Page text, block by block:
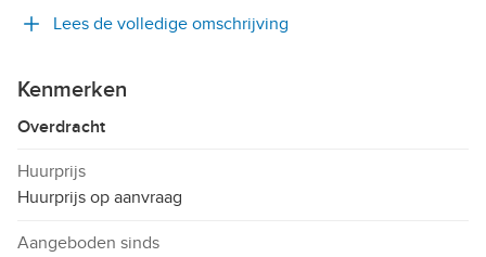
Lees de volledige omschrijving
Kenmerken
Overdracht
Huurprijs
Huurprijs op aanvraag
Aangeboden sinds